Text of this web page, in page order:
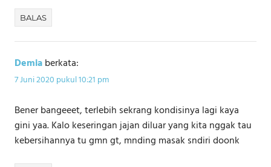
BALAS
Demiaberkata:
7 Juni 2020 pukul 10:21 pm
Bener bangeeet, terlebih sekrang kondisinya lagi kaya
gini yaa. Kalo keseringan jajan diluar yang kita nggak tau
kebersihannya tu gmn gt, mnding masak sndiri doonk